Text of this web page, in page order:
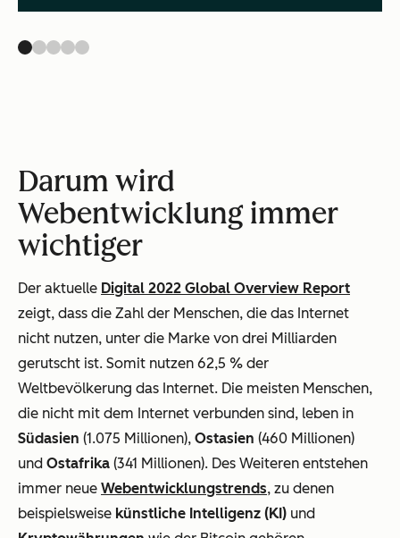
Darum wird
Webentwicklung immer
wichtiger
Der aktuelle Digital 2022 Global Overview Report
zeigt, dass die Zahl der Menschen, die das Internet
nicht nutzen, unter die Marke von drei Milliarden
gerutscht ist. Somit nutzen 62,5 % der
Weltbevölkerung das Internet. Die meisten Menschen,
die nicht mit dem Internet verbunden sind, leben in
Südasien (1.075 Millionen), Ostasien (460 Millionen)
und Ostafrika (341 Millionen). Des Weiteren entstehen
immer neue Webentwicklungstrends, zu denen
beispielsweise künstliche Intelligenz (KI) und